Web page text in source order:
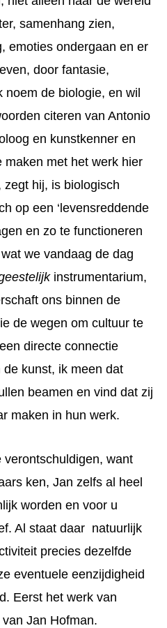
samenhang zien,
emoties ondergaan en er
door fantasie,
de biologie, en wil
citeren van Antonio
en kunstkenner en
maken met het werk hier
zegt hij, is biologisch
op een ‘levensreddende
en zo te functioneren
we vandaag de dag
instrumentarium,
ons binnen de
de wegen om cultuur te
directe connectie
kunst, ik meen dat
beamen en vind dat zij
maken in hun werk.
want
ken, Jan zelfs al heel
worden en voor u
Al staat daar natuurlijk
precies dezelfde
eventuele eenzijdigheid
Eerst het werk van
Jan Hofman.